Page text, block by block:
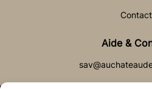
Contact
Aide &